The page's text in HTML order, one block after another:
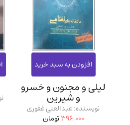
لیلی و مجنون و خسرو
و شیرین
نویسنده: عبدالعلی غفوری
396,000تومان